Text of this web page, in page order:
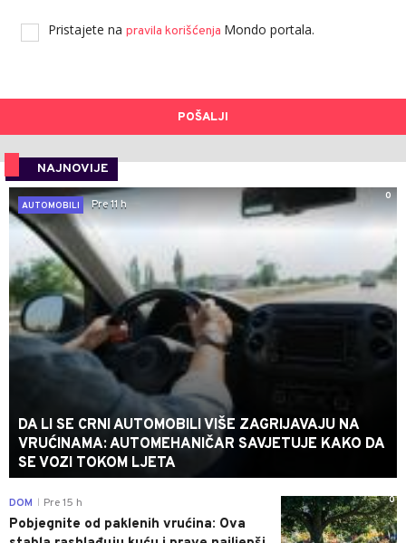
Pristajete na pravila korišćenja Mondo portala.
POŠALJI
NAJNOVIJE
0
AUTOMOBILI
Pre 11 h
DA LI SE CRNI AUTOMOBILI VIŠE ZAGRIJAVAJU NA
VRUĆINAMA: AUTOMEHANIČAR SAVJETUJE KAKO DA
SE VOZI TOKOM LJETA
0
DOM Pre 15 h
Pobjegnite od paklenih vrućina: Ova